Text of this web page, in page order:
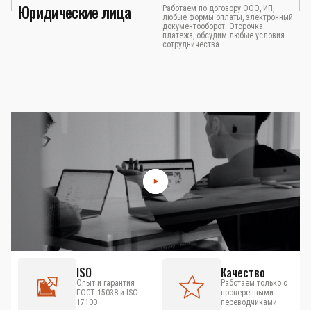
Юридические лица
Работаем по договору ООО, ИП,
любые формы оплаты, электронный
документооборот. Отсрочка
платежа, обсудим любые условия
сотрудничества.
ISO
Опыт и гарантия
ГОСТ 15038 и ISO
17100
Качество
Работаем только с
проверенными
переводчиками